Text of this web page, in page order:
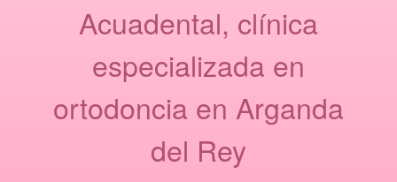
Acuadental, clínica
especializada en
ortodoncia en Arganda
del Rey